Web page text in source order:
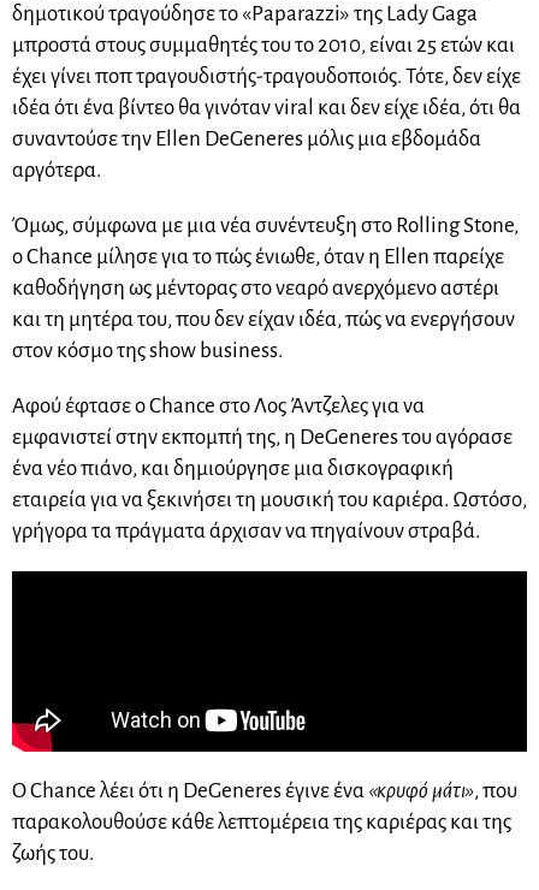
δημοτικού τραγούδησε το «Paparazzi» της Lady Gaga
μπροστά στους συμμαθητές του το 2010, είναι 25 ετών και
έχει γίνει ποπ τραγουδιστής-τραγουδοποιός. Τότε, δεν είχε
ιδέα ότι ένα βίντεο θα γινόταν viral και δεν είχε ιδέα, ότι θα
συναντούσε την Ellen DeGeneres μόλις μια εβδομάδα
αργότερα.
Όμως, σύμφωνα με μια νέα συνέντευξη στο Rolling Stone,
ο Chance μίλησε για το πώς ένιωθε, όταν η Ellen παρείχε
καθοδήγηση ως μέντορας στο νεαρό ανερχόμενο αστέρι
και τη μητέρα του, που δεν είχαν ιδέα, πώς να ενεργήσουν
στον κόσμο της show business.
Αφού έφτασε ο Chance στο Λος Άντζελες για να
εμφανιστεί στην εκπομπή της, η DeGeneres του αγόρασε
ένα νέο πιάνο, και δημιούργησε μια δισκογραφική
εταιρεία για να ξεκινήσει τη μουσική του καριέρα. Ωστόσο,
γρήγορα τα πράγματα άρχισαν να πηγαίνουν στραβά.
Ο Chance λέει ότι η DeGeneres έγινε ένα «κρυφό μάτι», που
παρακολουθούσε κάθε λεπτομέρεια της καριέρας και της
ζωής του.